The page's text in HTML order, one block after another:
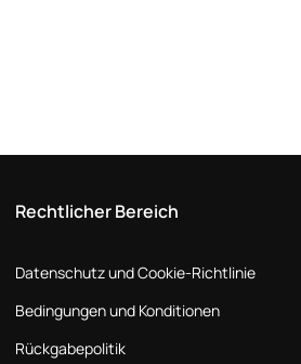
Rechtlicher Bereich
Datenschutz und Cookie-Richtlinie
Bedingungen und Konditionen
Rückgabepolitik